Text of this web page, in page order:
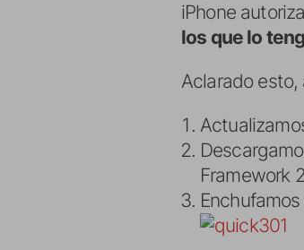
iPhone
los que lo
Aclarado esto,
Framework